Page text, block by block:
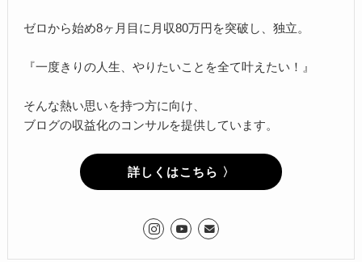
ゼロから始め8ヶ月目に月収80万円を突破し、独立。
『一度きりの人生、やりたいことを全て叶えたい！』
そんな熱い思いを持つ方に向け、
ブログの収益化のコンサルを提供しています。
詳しくはこちら 〉